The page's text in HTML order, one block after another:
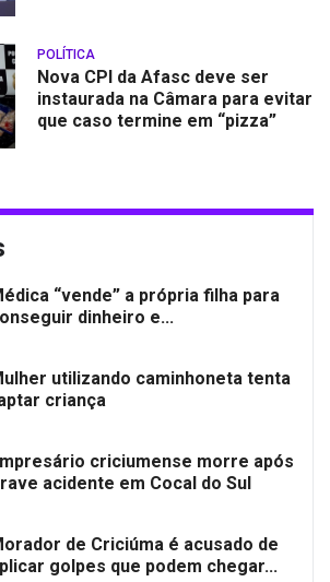
POLÍTICA
Nova CPI da Afasc deve ser
instaurada na Câmara para evitar
que caso termine em “pizza”
“vende” a própria filha para
dinheiro e...
utilizando caminhoneta tenta
criança
criciumense morre após
acidente em Cocal do Sul
de Criciúma é acusado de
golpes que podem chegar...